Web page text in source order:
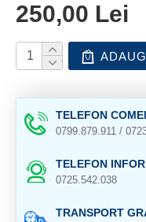
250,00 Lei
TELEFON
0799.879.911 /
TELEFON
0725.542.038
TRANSPORT